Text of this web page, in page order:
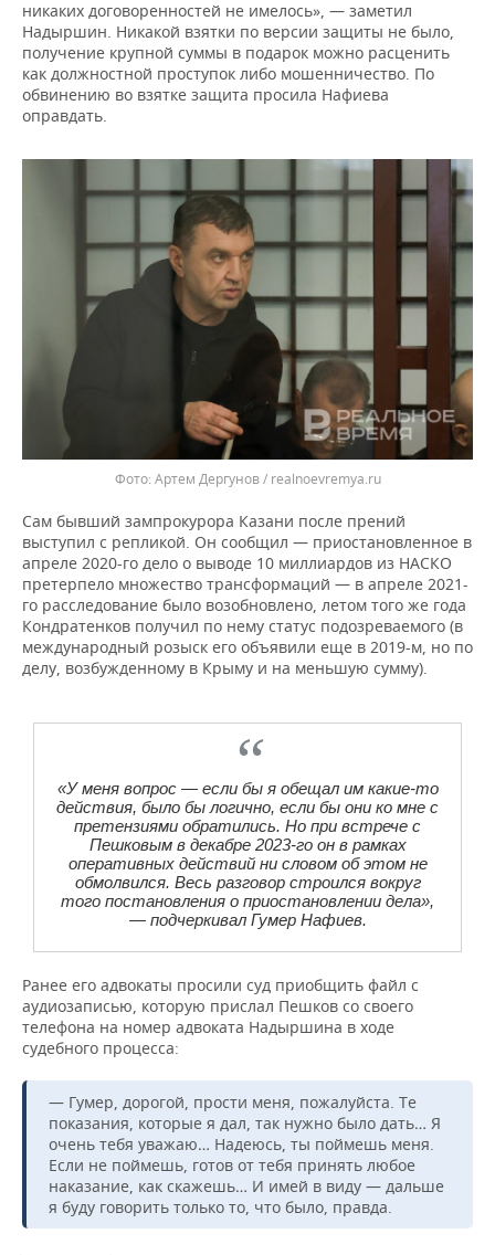
никаких договоренностей не имелось», — заметил
Надыршин. Никакой взятки по версии защиты не было,
получение крупной суммы в подарок можно расценить
как должностной проступок либо мошенничество. По
обвинению во взятке защита просила Нафиева
оправдать.
Артем Дергунов / realnoevremya.ru
Сам бывший зампрокурора Казани после прений
выступил с репликой. Он сообщил — приостановленное в
апреле 2020-го дело о выводе 10 миллиардов из НАСКО
претерпело множество трансформаций — в апреле 2021-
го расследование было возобновлено, летом того же года
Кондратенков получил по нему статус подозреваемого (в
международный розыск его объявили еще в 2019-м, но по
делу, возбужденному в Крыму и на меньшую сумму).
«У меня вопрос — если бы я обещал им какие-то
действия, было бы логично, если бы они ко мне с
претензиями обратились. Но при встрече с
Пешковым в декабре 2023-го он в рамках
оперативных действий ни словом об этом не
обмолвился. Весь разговор строился вокруг
того постановления о приостановлении дела»,
— подчеркивал Гумер Нафиев.
Ранее его адвокаты просили суд приобщить файл с
аудиозаписью, которую прислал Пешков со своего
телефона на номер адвоката Надыршина в ходе
судебного процесса:
— Гумер, дорогой, прости меня, пожалуйста. Те
показания, которые я дал, так нужно было дать… Я
очень тебя уважаю… Надеюсь, ты поймешь меня.
Если не поймешь, готов от тебя принять любое
наказание, как скажешь… И имей в виду — дальше
я буду говорить только то, что было, правда.